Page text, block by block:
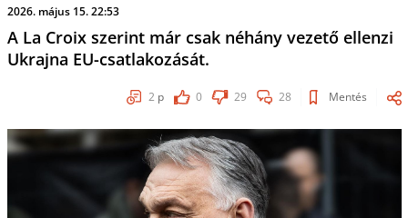
2026. május 15. 22:53
A La Croix szerint már csak néhány vezető ellenzi
Ukrajna EU-csatlakozását.
2 p 0 29 28 Mentés